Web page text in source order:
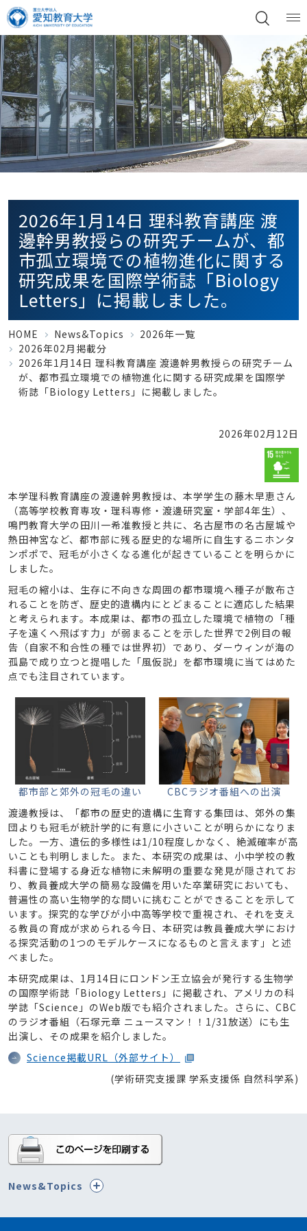
2026年1月14日 理科教育講座 渡
邊幹男教授らの研究チームが、都
市孤立環境での植物進化に関する
研究成果を国際学術誌「Biology
Letters」に掲載しました。
HOME News&Topics
2026年一覧
2026年02月掲載分
2026年1月14日 理科教育講座 渡邊幹男教授らの研究チーム
が、都市孤立環境での植物進化に関する研究成果を国際学
術誌「Biology Letters」に掲載しました。
2026年02月12日
本学理科教育講座の渡邊幹男教授は、本学学生の藤木早恵さん
（高等学校教育専攻・理科専修・渡邊研究室・学部4年生）、
鳴門教育大学の田川一希准教授と共に、名古屋市の名古屋城や
熱田神宮など、都市部に残る歴史的な場所に自生するニホンタ
ンポポで、冠毛が小さくなる進化が起きていることを明らかに
しました。
冠毛の縮小は、生存に不向きな周囲の都市環境へ種子が散布さ
れることを防ぎ、歴史的遺構内にとどまることに適応した結果
と考えられます。本成果は、都市の孤立した環境で植物の「種
子を遠くへ飛ばす力」が弱まることを示した世界で2例目の報
告（自家不和合性の種では世界初）であり、ダーウィンが海の
孤島で成り立つと提唱した「風仮説」を都市環境に当てはめた
点でも注目されています。
都市部と郊外の冠毛の違い
CBCラジオ番組への出演
渡邊教授は、「都市の歴史的遺構に生育する集団は、郊外の集
団よりも冠毛が統計学的に有意に小さいことが明らかになりま
した。一方、遺伝的多様性は1/10程度しかなく、絶滅確率が高
いことも判明しました。また、本研究の成果は、小中学校の教
科書に登場する身近な植物に未解明の重要な発見が隠されてお
り、教員養成大学の簡易な設備を用いた卒業研究においても、
普遍性の高い生物学的な問いに挑むことができることを示して
います。探究的な学びが小中高等学校で重視され、それを支え
る教員の育成が求められる今日、本研究は教員養成大学におけ
る探究活動の1つのモデルケースになるものと言えます」と述
べました。
本研究成果は、1月14日にロンドン王立協会が発行する生物学
の国際学術誌「Biology Letters」に掲載され、アメリカの科
学誌「Science」のWeb版でも紹介されました。さらに、CBC
のラジオ番組（石塚元章 ニュースマン！！1/31放送）にも生
出演し、その成果を紹介しました。
Science掲載URL（外部サイト）
(学術研究支援課 学系支援係 自然科学系)
News&Topics